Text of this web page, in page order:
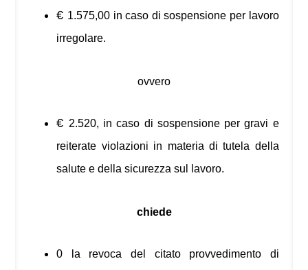
€ 1.575,00 in caso di sospensione per lavoro
irregolare.
ovvero
€ 2.520, in caso di sospensione per gravi e
reiterate violazioni in materia di tutela della
salute e della sicurezza sul lavoro.
chiede
0 la revoca del citato provvedimento di